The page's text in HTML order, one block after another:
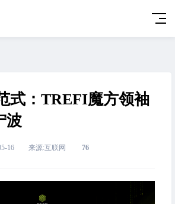
式：TREFI魔方领袖
波
16 来源:互联网 76